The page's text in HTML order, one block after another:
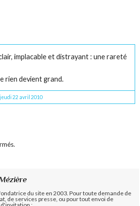
implacable et distrayant : une rareté
rien devient grand.
jeudi 22 avril 2010
fondatrice du site en 2003. Pour toute demande de
de services presse, ou pour tout envoi de